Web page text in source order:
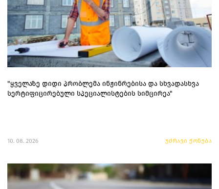
"ყველაზე დიდი პრობლემა ინჟინრებისა და სხვადასხვა
სერტიფიცირებული სპეციალისტების სიმცირეა"
10. 08. 2026 უძრავი ქონება